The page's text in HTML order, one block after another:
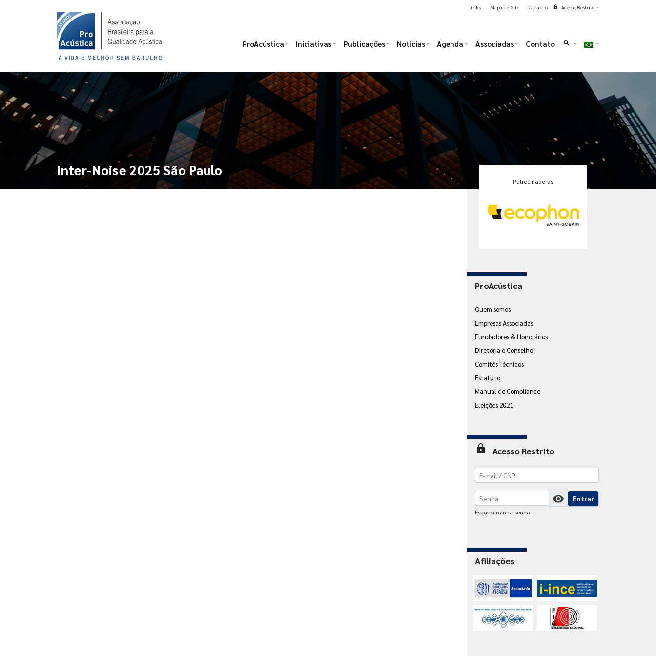
ProAcústica Iniciativas Publicações Notícias Agenda Associadas Contato search
Links Mapa do Site Cadastro lock Acesso Restrito
Inter-Noise 2025 São Paulo
Patrocinadoras
ProAcústica
Quem somos
Empresas Associadas
Fundadores & Honorários
Diretoria e Conselho
Comitês Técnicos
Estatuto
Manual de Compliance
Eleições 2021
lock Acesso Restrito
visibility Entrar
Esqueci minha senha
Afiliações